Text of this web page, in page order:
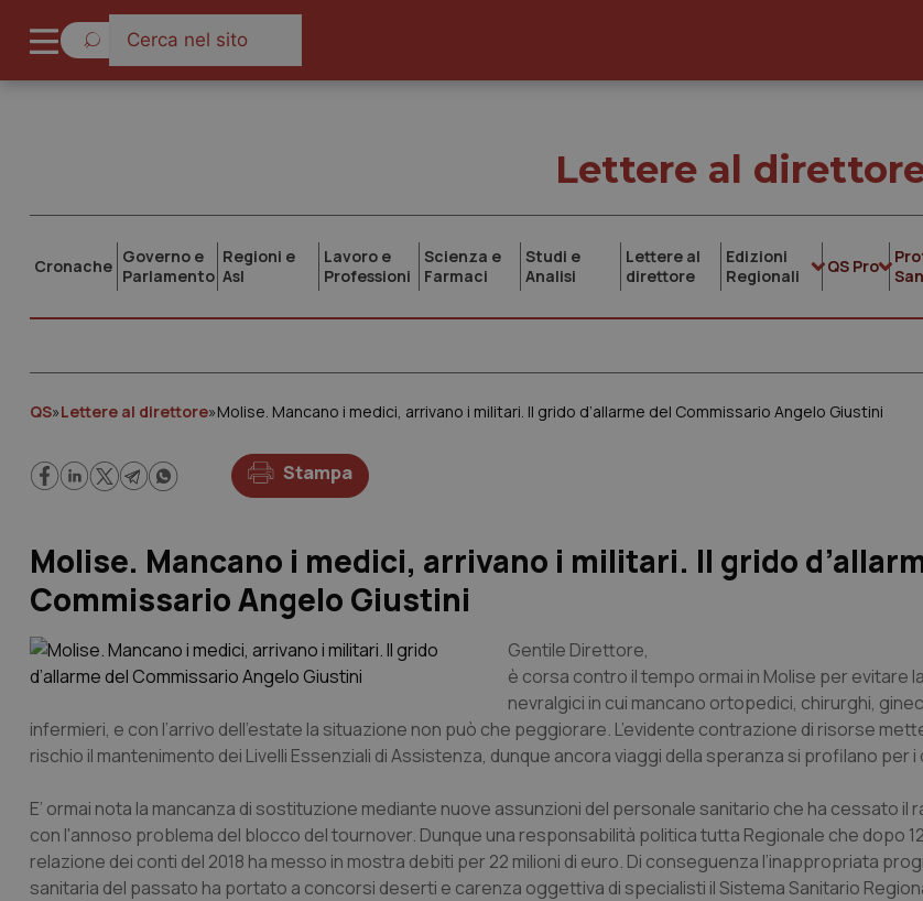
Lettere al
Cronache Governo e
Parlamento
Regioni e
Asl
Lavoro e
Professioni
Scienza e
Farmaci
Studi e
Analisi
Lettere al
direttore
Edizioni
Regionali
QS Pro
QS»Lettere al direttore»Molise. Mancano i medici, arrivano i militari. Il grido d’allarme del Commissario Angelo Giustini
Stampa
Molise. Mancano i medici, arrivano i militari. Il grido
Commissario Angelo Giustini
Gentile Direttore,
è corsa contro il tempo ormai in Molise per evitare
nevralgici in cui mancano ortopedici, chirurghi,
infermieri, e con l’arrivo dell’estate la situazione non può che peggiorare. L’evidente contrazione di risorse
rischio il mantenimento dei Livelli Essenziali di Assistenza, dunque ancora viaggi della speranza si profilano per i
E’ ormai nota la mancanza di sostituzione mediante nuove assunzioni del personale sanitario che ha cessato il
con l'annoso problema del blocco del tournover. Dunque una responsabilità politica tutta Regionale che dopo
relazione dei conti del 2018 ha messo in mostra debiti per 22 milioni di euro. Di conseguenza l’inappropriata
sanitaria del passato ha portato a concorsi deserti e carenza oggettiva di specialisti il Sistema Sanitario